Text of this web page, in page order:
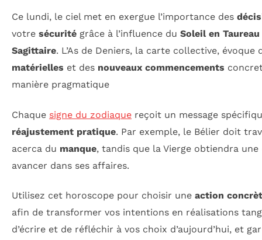
Ce lundi, le ciel met en exergue l’importance des
votre sécurité grâce à l’influence du Soleil en Taureau
Sagittaire. L’As de Deniers, la carte collective, évoque
matérielles et des nouveaux commencements
manière pragmatique
Chaque signe du zodiaque reçoit un message
réajustement pratique. Par exemple, le Bélier doit
acerca du manque, tandis que la Vierge obtiendra
avancer dans ses affaires.
Utilisez cet horoscope pour choisir une action
afin de transformer vos intentions en réalisations
d’écrire et de réfléchir à vos choix d’aujourd’hui, et